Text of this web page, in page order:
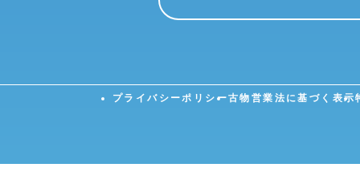
プライバシーポリシー古物営業法に基づく表示